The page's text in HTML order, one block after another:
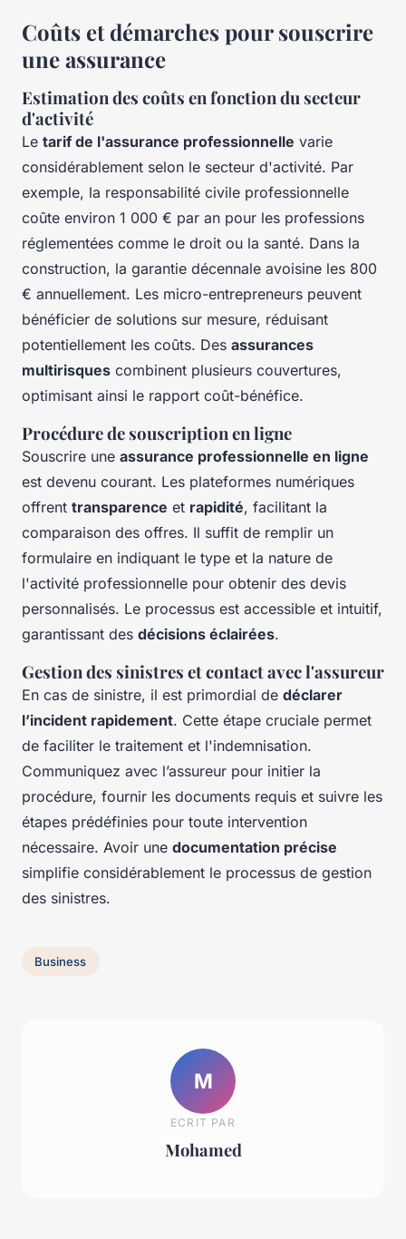
Coûts et démarches pour souscrire
une assurance
Estimation des coûts en fonction du secteur
d'activité
Le tarif de l'assurance professionnelle varie
considérablement selon le secteur d'activité. Par
exemple, la responsabilité civile professionnelle
coûte environ 1 000 € par an pour les professions
réglementées comme le droit ou la santé. Dans la
construction, la garantie décennale avoisine les 800
€ annuellement. Les micro-entrepreneurs peuvent
bénéficier de solutions sur mesure, réduisant
potentiellement les coûts. Des assurances
multirisques combinent plusieurs couvertures,
optimisant ainsi le rapport coût-bénéfice.
Procédure de souscription en ligne
Souscrire une assurance professionnelle en ligne
est devenu courant. Les plateformes numériques
offrent transparence et rapidité, facilitant la
comparaison des offres. Il suffit de remplir un
formulaire en indiquant le type et la nature de
l'activité professionnelle pour obtenir des devis
personnalisés. Le processus est accessible et intuitif,
garantissant des décisions éclairées.
Gestion des sinistres et contact avec l'assureur
En cas de sinistre, il est primordial de déclarer
l’incident rapidement. Cette étape cruciale permet
de faciliter le traitement et l'indemnisation.
Communiquez avec l’assureur pour initier la
procédure, fournir les documents requis et suivre les
étapes prédéfinies pour toute intervention
nécessaire. Avoir une documentation précise
simplifie considérablement le processus de gestion
des sinistres.
Business
M
ECRIT PAR
Mohamed